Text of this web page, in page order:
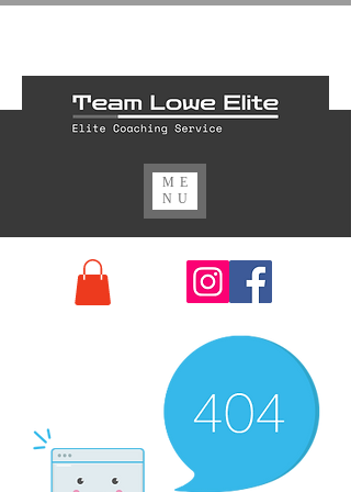
ME
NU